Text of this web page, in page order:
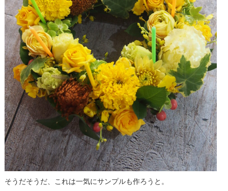
そうだそうだ、これは一気にサンプルも作ろうと。